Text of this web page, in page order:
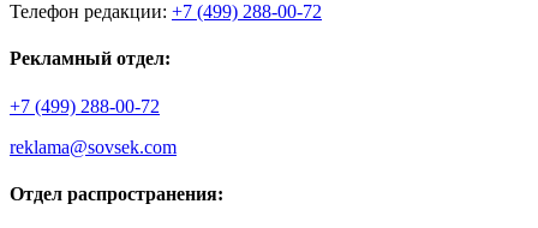
Телефон редакции: +7 (499) 288-00-72
Рекламный отдел:
+7 (499) 288-00-72
reklama@sovsek.com
Отдел распространения: